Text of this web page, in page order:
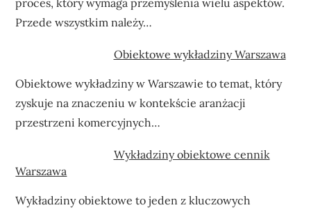
Przede wszystkim należy…
Obiektowe wykładziny Warszawa
Obiektowe wykładziny w Warszawie to temat, który
zyskuje na znaczeniu w kontekście aranżacji
przestrzeni komercyjnych…
Wykładziny obiektowe cennik
Warszawa
Wykładziny obiektowe to jeden z kluczowych